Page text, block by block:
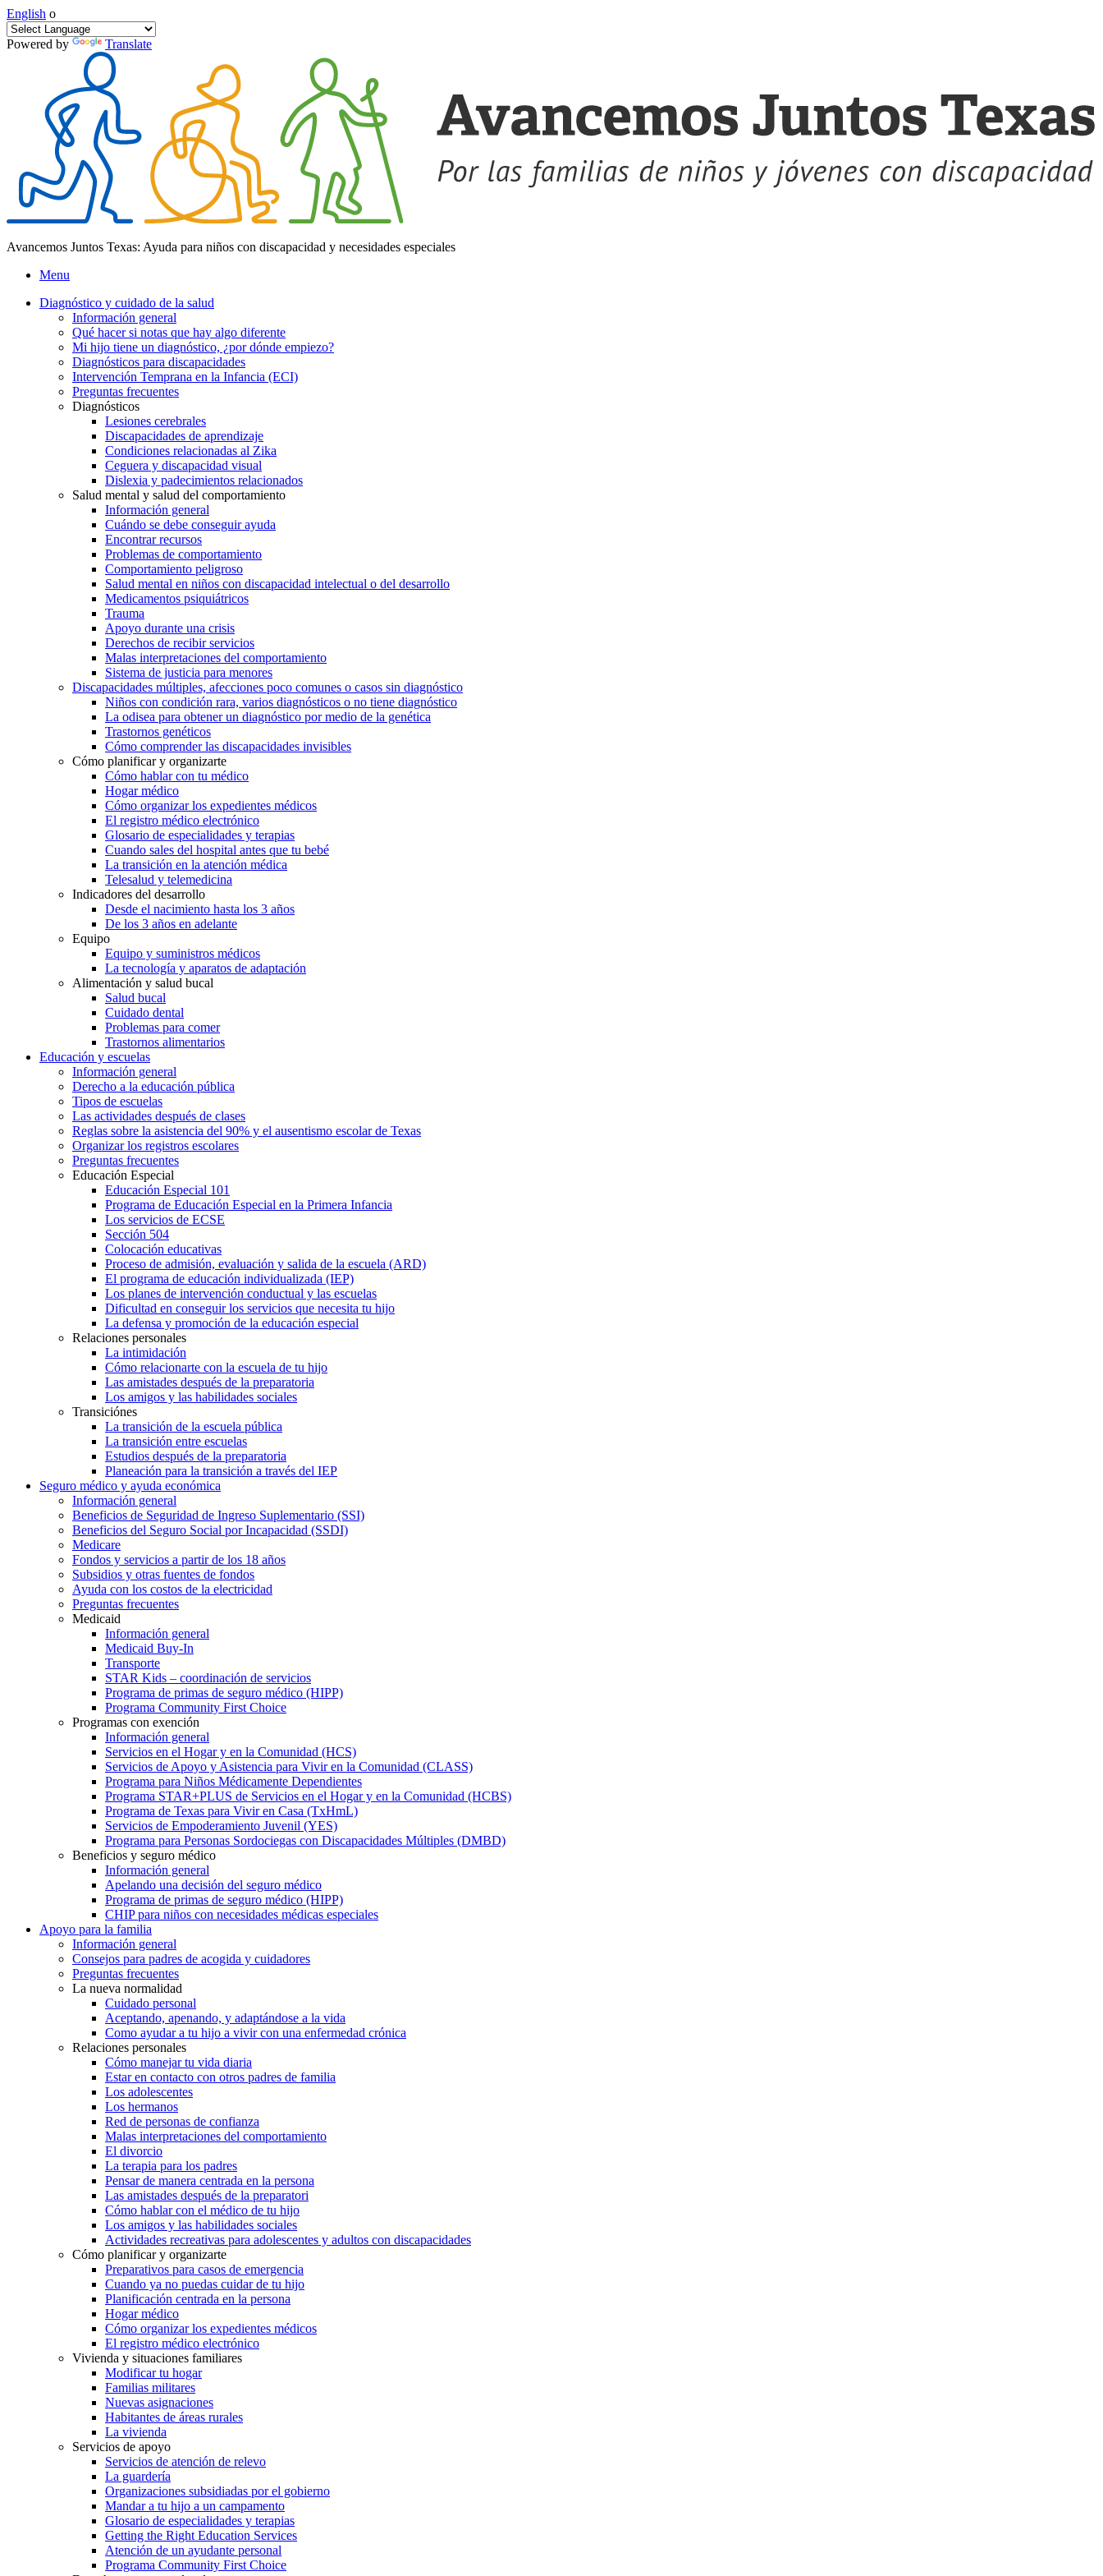
English o
Powered by Translate
Avancemos Juntos Texas: Ayuda para niños con discapacidad y necesidades especiales
Menu
Diagnóstico y cuidado de la salud
Información general
Qué hacer si notas que hay algo diferente
Mi hijo tiene un diagnóstico, ¿por dónde empiezo?
Diagnósticos para discapacidades
Intervención Temprana en la Infancia (ECI)
Preguntas frecuentes
Diagnósticos
Lesiones cerebrales
Discapacidades de aprendizaje
Condiciones relacionadas al Zika
Ceguera y discapacidad visual
Dislexia y padecimientos relacionados
Salud mental y salud del comportamiento
Información general
Cuándo se debe conseguir ayuda
Encontrar recursos
Problemas de comportamiento
Comportamiento peligroso
Salud mental en niños con discapacidad intelectual o del desarrollo
Medicamentos psiquiátricos
Trauma
Apoyo durante una crisis
Derechos de recibir servicios
Malas interpretaciones del comportamiento
Sistema de justicia para menores
Discapacidades múltiples, afecciones poco comunes o casos sin diagnóstico
Niños con condición rara, varios diagnósticos o no tiene diagnóstico
La odisea para obtener un diagnóstico por medio de la genética
Trastornos genéticos
Cómo comprender las discapacidades invisibles
Cómo planificar y organizarte
Cómo hablar con tu médico
Hogar médico
Cómo organizar los expedientes médicos
El registro médico electrónico
Glosario de especialidades y terapias
Cuando sales del hospital antes que tu bebé
La transición en la atención médica
Telesalud y telemedicina
Indicadores del desarrollo
Desde el nacimiento hasta los 3 años
De los 3 años en adelante
Equipo
Equipo y suministros médicos
La tecnología y aparatos de adaptación
Alimentación y salud bucal
Salud bucal
Cuidado dental
Problemas para comer
Trastornos alimentarios
Educación y escuelas
Información general
Derecho a la educación pública
Tipos de escuelas
Las actividades después de clases
Reglas sobre la asistencia del 90% y el ausentismo escolar de Texas
Organizar los registros escolares
Preguntas frecuentes
Educación Especial
Educación Especial 101
Programa de Educación Especial en la Primera Infancia
Los servicios de ECSE
Sección 504
Colocación educativas
Proceso de admisión, evaluación y salida de la escuela (ARD)
El programa de educación individualizada (IEP)
Los planes de intervención conductual y las escuelas
Dificultad en conseguir los servicios que necesita tu hijo
La defensa y promoción de la educación especial
Relaciones personales
La intimidación
Cómo relacionarte con la escuela de tu hijo
Las amistades después de la preparatoria
Los amigos y las habilidades sociales
Transiciónes
La transición de la escuela pública
La transición entre escuelas
Estudios después de la preparatoria
Planeación para la transición a través del IEP
Seguro médico y ayuda económica
Información general
Beneficios de Seguridad de Ingreso Suplementario (SSI)
Beneficios del Seguro Social por Incapacidad (SSDI)
Medicare
Fondos y servicios a partir de los 18 años
Subsidios y otras fuentes de fondos
Ayuda con los costos de la electricidad
Preguntas frecuentes
Medicaid
Información general
Medicaid Buy-In
Transporte
STAR Kids – coordinación de servicios
Programa de primas de seguro médico (HIPP)
Programa Community First Choice
Programas con exención
Información general
Servicios en el Hogar y en la Comunidad (HCS)
Servicios de Apoyo y Asistencia para Vivir en la Comunidad (CLASS)
Programa para Niños Médicamente Dependientes
Programa STAR+PLUS de Servicios en el Hogar y en la Comunidad (HCBS)
Programa de Texas para Vivir en Casa (TxHmL)
Servicios de Empoderamiento Juvenil (YES)
Programa para Personas Sordociegas con Discapacidades Múltiples (DMBD)
Beneficios y seguro médico
Información general
Apelando una decisión del seguro médico
Programa de primas de seguro médico (HIPP)
CHIP para niños con necesidades médicas especiales
Apoyo para la familia
Información general
Consejos para padres de acogida y cuidadores
Preguntas frecuentes
La nueva normalidad
Cuidado personal
Aceptando, apenando, y adaptándose a la vida
Como ayudar a tu hijo a vivir con una enfermedad crónica
Relaciones personales
Cómo manejar tu vida diaria
Estar en contacto con otros padres de familia
Los adolescentes
Los hermanos
Red de personas de confianza
Malas interpretaciones del comportamiento
El divorcio
La terapia para los padres
Pensar de manera centrada en la persona
Las amistades después de la preparatori
Cómo hablar con el médico de tu hijo
Los amigos y las habilidades sociales
Actividades recreativas para adolescentes y adultos con discapacidades
Cómo planificar y organizarte
Preparativos para casos de emergencia
Cuando ya no puedas cuidar de tu hijo
Planificación centrada en la persona
Hogar médico
Cómo organizar los expedientes médicos
El registro médico electrónico
Vivienda y situaciones familiares
Modificar tu hogar
Familias militares
Nuevas asignaciones
Habitantes de áreas rurales
La vivienda
Servicios de apoyo
Servicios de atención de relevo
La guardería
Organizaciones subsidiadas por el gobierno
Mandar a tu hijo a un campamento
Glosario de especialidades y terapias
Getting the Right Education Services
Atención de un ayudante personal
Programa Community First Choice